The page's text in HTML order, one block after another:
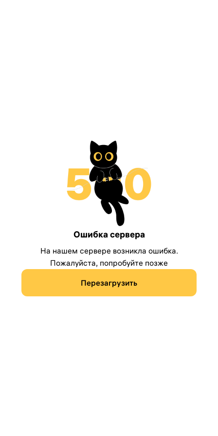
Ошибка сервера
На нашем сервере возникла ошибка.
Пожалуйста, попробуйте позже
Перезагрузить